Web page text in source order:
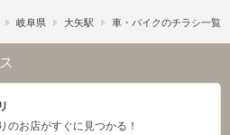
岐阜県 大矢駅 車・バイクのチラシ一覧
のお店がすぐに見つかる！